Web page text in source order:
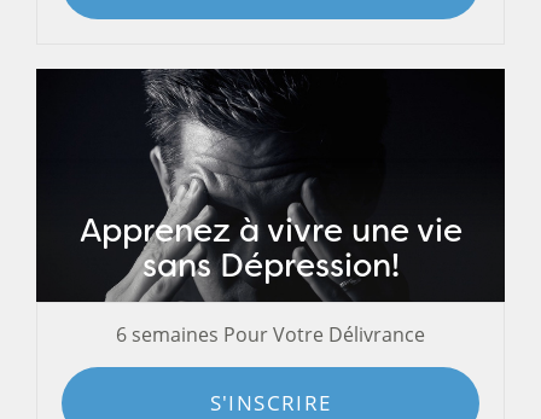
Apprenez à vivre une vie
sans Dépression!
6 semaines Pour Votre Délivrance
S'INSCRIRE